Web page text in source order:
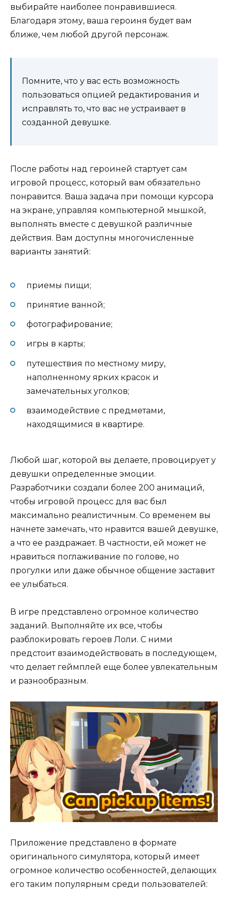
выбирайте наиболее понравившиеся.
Благодаря этому, ваша героиня будет вам
ближе, чем любой другой персонаж.
Помните, что у вас есть возможность
пользоваться опцией редактирования и
исправлять то, что вас не устраивает в
созданной девушке.
После работы над героиней стартует сам
игровой процесс, который вам обязательно
понравится. Ваша задача при помощи курсора
на экране, управляя компьютерной мышкой,
выполнять вместе с девушкой различные
действия. Вам доступны многочисленные
варианты занятий:
приемы пищи;
принятие ванной;
фотографирование;
игры в карты;
путешествия по местному миру,
наполненному ярких красок и
замечательных уголков;
взаимодействие с предметами,
находящимися в квартире.
Любой шаг, которой вы делаете, провоцирует у
девушки определенные эмоции.
Разработчики создали более 200 анимаций,
чтобы игровой процесс для вас был
максимально реалистичным. Со временем вы
начнете замечать, что нравится вашей девушке,
а что ее раздражает. В частности, ей может не
нравиться поглаживание по голове, но
прогулки или даже обычное общение заставит
ее улыбаться.
В игре представлено огромное количество
заданий. Выполняйте их все, чтобы
разблокировать героев Лоли. С ними
предстоит взаимодействовать в последующем,
что делает геймплей еще более увлекательным
и разнообразным.
Приложение представлено в формате
оригинального симулятора, который имеет
огромное количество особенностей, делающих
его таким популярным среди пользователей: